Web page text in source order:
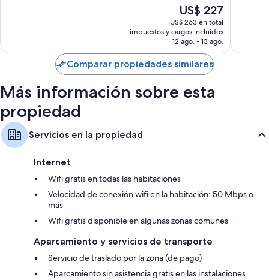
Artículos de tocador ecológicos, bañeras con ducha y secadores de
Televisiones de 32 pulgadas con canales de televisión premium
Bombillas LED, kitchenettes y refrigeradores
El
precio
actual
es
de
US$ 227
US$ 227
US$ 263 en total
impuestos y cargos incluidos
12 ago. - 13 ago.
Comparar propiedades similares
Más información sobre esta
propiedad
Servicios en la propiedad
Internet
Wifi gratis en todas las habitaciones
Velocidad de conexión wifi en la habitación: 50 Mbps o
más
Wifi gratis disponible en algunas zonas comunes
Aparcamiento y servicios de transporte
Servicio de traslado por la zona (de pago)
Aparcamiento sin asistencia gratis en las instalaciones